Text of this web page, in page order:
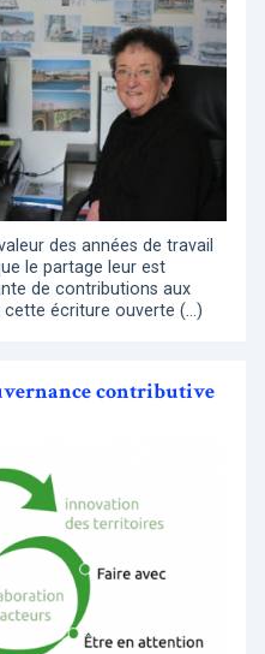
des années de travail
le partage leur est
de contributions aux
écriture ouverte (…)
contributive